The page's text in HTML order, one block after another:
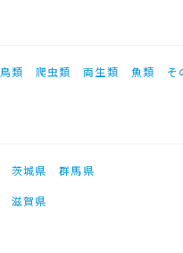
鳥類 爬虫類 両生類 魚類 そ
茨城県
群馬県
滋賀県